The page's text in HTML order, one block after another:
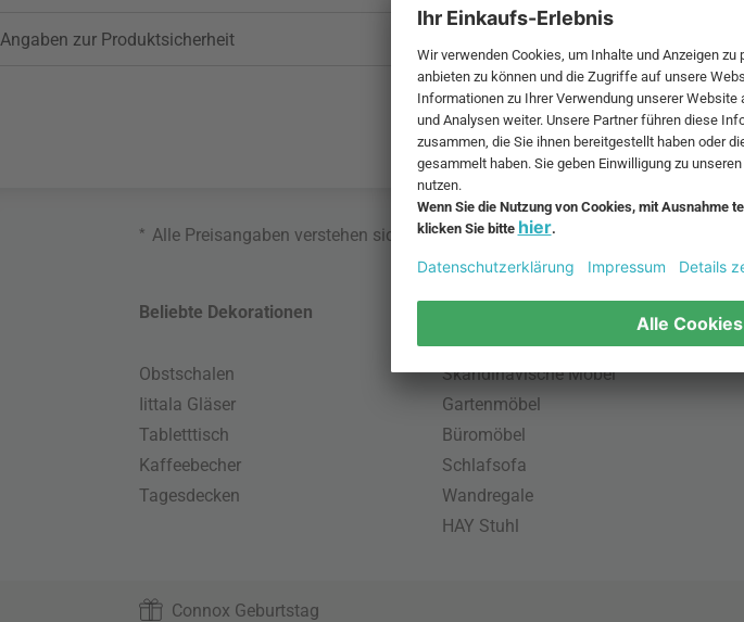
Angaben zur Produktsicherheit
* Alle Preisangaben verstehen sich inklusive MwSt. und zzgl.
Beliebte Dekorationen
Obstschalen
Iittala Gläser
Tabletttisch
Kaffeebecher
Tagesdecken
Skandinavische Möbel
Gartenmöbel
Büromöbel
Schlafsofa
Wandregale
HAY Stuhl
Connox Geburtstag